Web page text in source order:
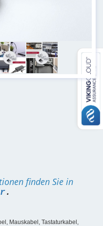
finden Sie in
.
Mauskabel, Tastaturkabel,